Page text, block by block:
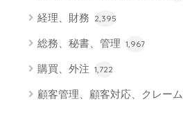
経理、財務 2,395
総務、秘書、管理 1,967
購買、外注 1,722
顧客管理、顧客対応、クレーム